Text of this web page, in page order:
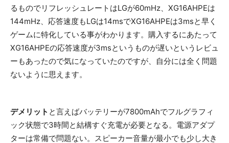
るものでリフレッシュレートはLGが60mHz、XG16AHPEは
144mHz、応答速度もLGは14msでXG16AHPEは3msと早く
ゲームに特化している事がわかります。購入するにあたって
XG16AHPEの応答速度が3msというものが遅いというレビュ
ーもあったので気になっていたのですが、自分には全く問題
ないように思えます。
デメリット と言えばバッテリーが7800mAhでフルグラフィ
ック状態で3時間と結構すぐ充電が必要となる。電源アダプ
ターは常備で問題ない。スピーカー音量が最小でも少し大き